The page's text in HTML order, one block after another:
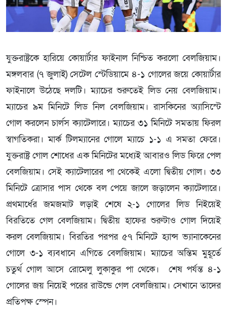
যুক্তরাষ্ট্রকে হারিয়ে কোয়ার্টার ফাইনাল নিশ্চিত করলো বেলজিয়াম।
মঙ্গলবার (৭ জুলাই) সেটেল স্টেডিয়ামে ৪-১ গোলের জয়ে কোয়ার্টার
ফাইনালে উঠেছে দলটি। ম্যাচের শুরুতেই লিড নেয় বেলজিয়াম।
ম্যাচের ৯ম মিনিটে লিড নিল বেলজিয়াম। রাসকিনের অ্যাসিস্টে
গোল করলেন চার্লস ক্যাটেলারে। ম্যাচের ৩১ মিনিটে সমতায় ফিরল
স্বাগতিকরা। মার্ক টিলম্যানের গোলে ম্যাচে ১-১ এ সমতা ফেরে।
যুক্তরাষ্ট্র গোল শোধের এক মিনিটের মধ্যেই আবারও লিড ফিরে পেল
বেলজিয়াম। সেই ক্যাটেলারের পা থেকেই এলো দ্বিতীয় গোল। ৩৩
মিনিটে ত্রোসার পাস থেকে বল পেয়ে জালে জড়ালেন ক্যাটেলারে।
প্রথমার্ধের জমজমাট লড়াই শেষে ২-১ গোলের লিড নিইয়েই
বিরতিতে গেল বেলজিয়াম। দ্বিতীয় হাফের শুরুটাও গোল দিয়েই
করল বেলজিয়াম। বিরতির পরপর ৫৭ মিনিটে হ্যান্স ভ্যানাকেনের
গোলে ৩-১ ব্যবধানে এগিতে বেলজিয়াম। ম্যাচের অন্তিম মুহূর্তে
চতুর্থ গোল আসে রোমেলু লুকাকুর পা থেকে। শেষ পর্যন্ত ৪-১
গোলের জয় নিয়েই পরের রাউন্ডে গেল বেলজিয়াম। সেখানে তাদের
প্রতিপক্ষ স্পেন।